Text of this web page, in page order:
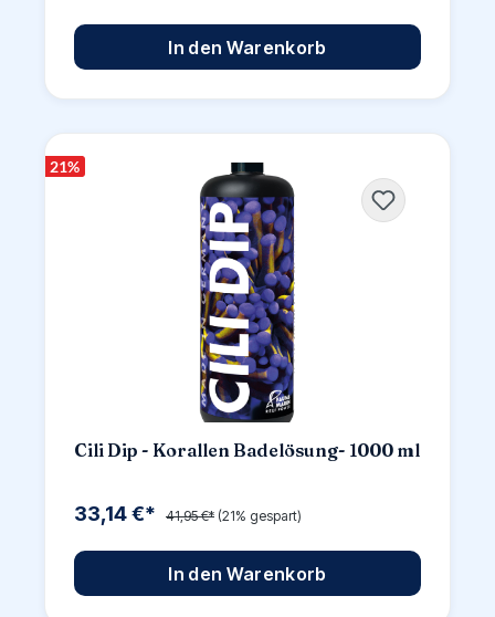
In den Warenkorb
21%
Cili Dip - Korallen Badelösung- 1000 ml
33,14 €* 41,95 €* (21% gespart)
In den Warenkorb